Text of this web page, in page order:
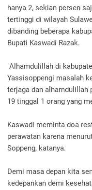
hanya 2, sekian persen
tertinggi di wilayah
dibanding beberapa
Bupati Kaswadi Razak.
"Alhamdulillah di
Yassisoppengi masalah
terjaga dan alhamdulillah
19 tinggal 1 orang yang
Kaswadi meminta doa
perawatan karena
Soppeng, katanya.
Demi masa depan kita
kedepankan demi